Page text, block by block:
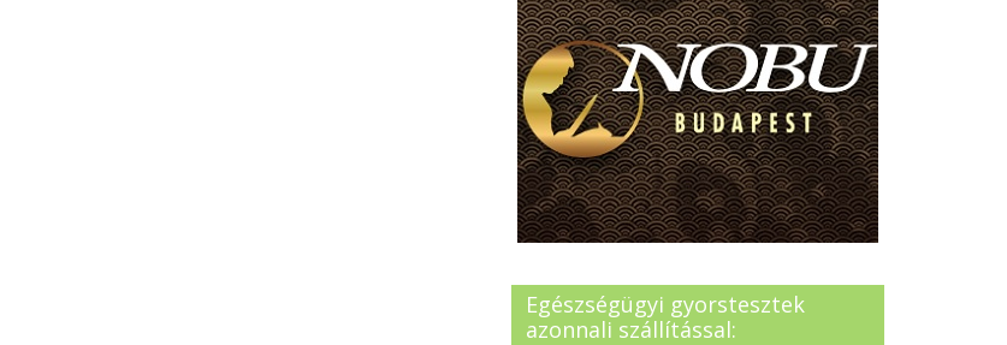
Egészségügyi gyorstesztek
azonnali szállítással: